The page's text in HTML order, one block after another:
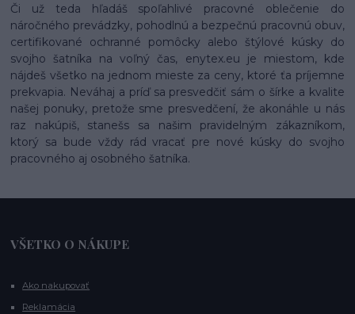
Či už teda hľadáš spoľahlivé pracovné oblečenie do
náročného prevádzky, pohodlnú a bezpečnú pracovnú obuv,
certifikované ochranné pomôcky alebo štýlové kúsky do
svojho šatníka na voľný čas, enytex.eu je miestom, kde
nájdeš všetko na jednom mieste za ceny, ktoré ťa príjemne
prekvapia. Neváhaj a príď sa presvedčiť sám o šírke a kvalite
našej ponuky, pretože sme presvedčení, že akonáhle u nás
raz nakúpiš, stanešs sa našim pravidelným zákazníkom,
ktorý sa bude vždy rád vracať pre nové kúsky do svojho
pracovného aj osobného šatníka.
VŠETKO O NÁKUPE
Ako nakupovať
Reklamácia